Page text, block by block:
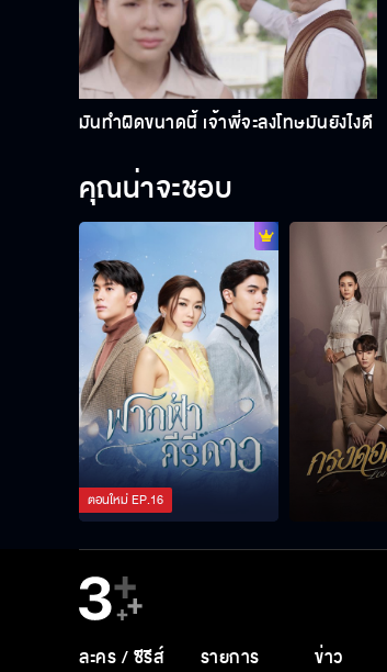
มันทำผิดขนาดนี้ เจ้าพี่จะลงโทษมันยังไงดี
คุณน่าจะชอบ
ตอนใหม่EP.16
ละคร / ซีรีส์ รายการ ข่าว